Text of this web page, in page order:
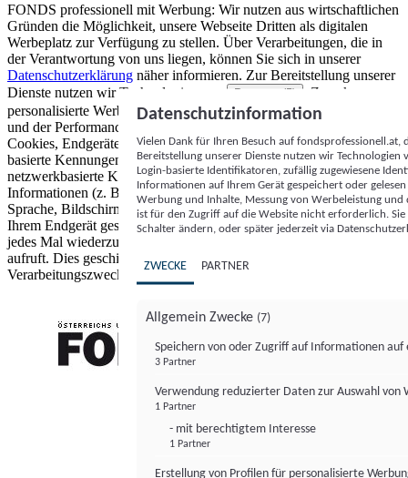
FONDS professionell mit Werbung: Wir nutzen aus wirtschaftlichen
Gründen die Möglichkeit, unsere Webseite Dritten als digitalen
Werbeplatz zur Verfügung zu stellen. Über Verarbeitungen, die in
der Verantwortung von uns liegen, können Sie sich in unserer
Datenschutzerklärung näher informieren. Zur Bereitstellung unserer
Dienste nutzen wir Technologien von
Partnern (5)
. Zwecke:
personalisierte Werbung und Inhalte, Messung von Werbeleistung
und der Performance von Inhalten sowie Zielgruppenforschung.
Cookies, Endgeräte- oder ähnliche Online-Kennungen (z. B. login-
basierte Kennungen, zufällig generierte Kennungen,
netzwerkbasierte Kennungen) können zusammen mit anderen
Informationen (z. B. Browsertyp und Browserinformationen,
Sprache, Bildschirmgröße, unterstützte Technologien usw.) auf
Ihrem Endgerät gespeichert oder von dort ausgelesen werden, um es
jedes Mal wiederzuerkennen, wenn es eine App oder einer Webseite
aufruft. Dies geschieht für einen oder mehrere der hier aufgeführten
Verarbeitungszwecke.
Datenschutzinformation
Vielen Dank für Ihren Besuch auf
Bereitstellung unserer Dienste nutzen wir Technologien
Login-basierte Identifikatoren, zufällig zugewiesene
Informationen auf Ihrem Gerät gespeichert oder
Werbung und Inhalte, Messung von Werbeleistung
ist für den Zugriff auf die Website nicht erforderlich.
Schalter ändern, oder später jederzeit via
ZWECKE PARTNER
Allgemein Zwecke (7)
Speichern von oder Zugriff auf Informationen auf
3 Partner
Verwendung reduzierter Daten zur Auswahl von
1 Partner
- mit berechtigtem Interesse
1 Partner
Erstellung von Profilen für personalisierte
FONDS professionell